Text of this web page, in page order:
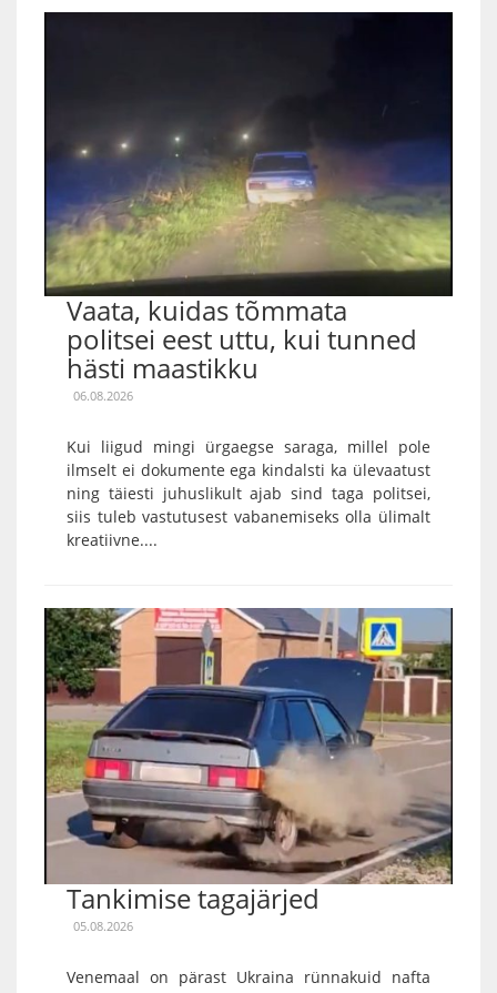
Vaata, kuidas tõmmata
politsei eest uttu, kui tunned
hästi maastikku
06.08.2026
Kui liigud mingi ürgaegse saraga, millel pole
ilmselt ei dokumente ega kindalsti ka ülevaatust
ning täiesti juhuslikult ajab sind taga politsei,
siis tuleb vastutusest vabanemiseks olla ülimalt
kreatiivne....
Tankimise tagajärjed
05.08.2026
Venemaal on pärast Ukraina rünnakuid nafta